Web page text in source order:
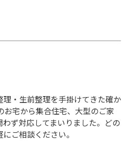
・生前整理を手掛けてきた確か
お宅から集合住宅、大型のご家
ず対応してまいりました。どの
ご相談ください。